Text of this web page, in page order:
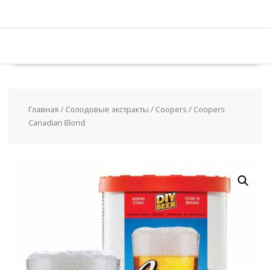
Главная / Солодовые экстракты / Coopers / Coopers
Canadian Blond